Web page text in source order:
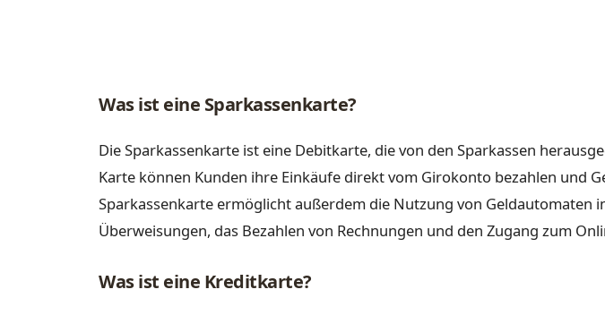
Was ist eine Sparkassenkarte?
Die Sparkassenkarte ist eine Debitkarte, die von den Sparkassen
Karte können Kunden ihre Einkäufe direkt vom Girokonto bezahlen und
Sparkassenkarte ermöglicht außerdem die Nutzung von Geldautomaten
Überweisungen, das Bezahlen von Rechnungen und den Zugang zum
Was ist eine Kreditkarte?